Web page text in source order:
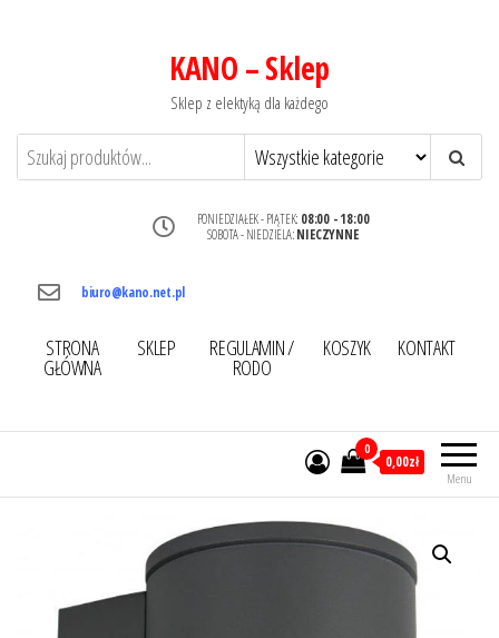
KANO – Sklep
Sklep z elektyką dla każdego
PONIEDZIAŁEK - PIĄTEK: 08:00 - 18:00
SOBOTA - NIEDZIELA:NIECZYNNE
biuro@kano.net.pl
STRONA
GŁÓWNA
SKLEP REGULAMIN /
RODO
KOSZYK KONTAKT
Menu
0
0,00zł